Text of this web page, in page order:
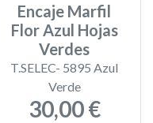
Encaje Marfil
Flor Azul Hojas
Verdes
T.SELEC- 5895 Azul
Verde
30,00 €